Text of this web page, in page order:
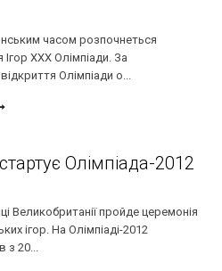
часом розпочнеться
ХХХ Олімпіади. За
Олімпіади о...
Олімпіада-2012
Великобританії пройде церемонія
ігор. На Олімпіаді-2012
20...